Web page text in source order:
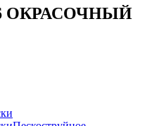
ОКРАСОЧНЫЙ